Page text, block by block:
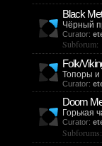
Black
Чёрный
Curator:
Subforum:
Folk/
Топоры
Curator:
Doom
Горькая
Curator:
Subforums: